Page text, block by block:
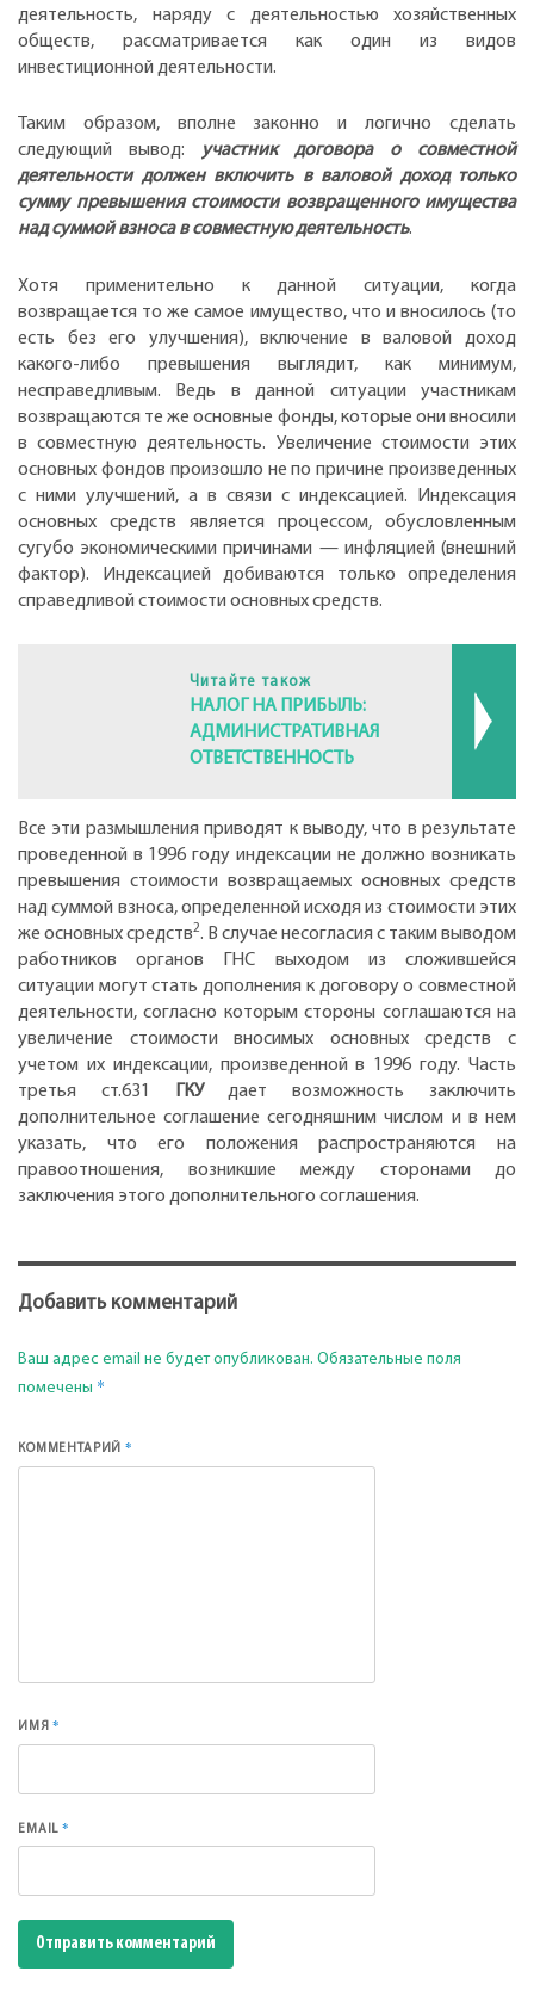
деятельность, наряду с деятельностью хозяйственных
обществ, рассматривается как один из видов
инвестиционной деятельности.
Таким образом, вполне законно и логично сделать
следующий вывод:
участник договора о совместной
деятельности должен включить в валовой доход только
сумму превышения стоимости возвращенного имущества
над суммой взноса в совместную деятельность.
Хотя применительно к данной ситуации, когда
возвращается то же самое имущество, что и вносилось (то
есть без его улучшения), включение в валовой доход
какого-либо превышения выглядит, как минимум,
несправедливым. Ведь в данной ситуации участникам
возвращаются те же основные фонды, которые они вносили
в совместную деятельность. Увеличение стоимости этих
основных фондов произошло не по причине произведенных
с ними улучшений, а в связи с индексацией. Индексация
основных средств является процессом, обусловленным
сугубо экономическими причинами — инфляцией (внешний
фактор). Индексацией добиваются только определения
справедливой стоимости основных средств.
Читайте також
НАЛОГ НА ПРИБЫЛЬ:
АДМИНИСТРАТИВНАЯ
ОТВЕТСТВЕННОСТЬ
Все эти размышления приводят к выводу, что в результате
проведенной в 1996 году индексации не должно возникать
превышения стоимости возвращаемых основных средств
над суммой взноса, определенной исходя из стоимости этих
же основных средств2. В случае несогласия с таким выводом
работников органов ГНС выходом из сложившейся
ситуации могут стать дополнения к договору о совместной
деятельности, согласно которым стороны соглашаются на
увеличение стоимости вносимых основных средств с
учетом их индексации, произведенной в 1996 году. Часть
третья ст.631 ГКУдает возможность заключить
дополнительное соглашение сегодняшним числом и в нем
указать, что его положения распространяются на
правоотношения, возникшие между сторонами до
заключения этого дополнительного соглашения.
Добавить комментарий
Ваш адрес email не будет опубликован. Обязательные поля
помечены *
КОММЕНТАРИЙ*
ИМЯ*
EMAIL*